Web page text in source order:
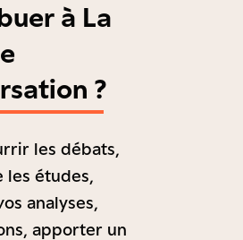
à La
?
les débats,
les études,
analyses,
apporter un